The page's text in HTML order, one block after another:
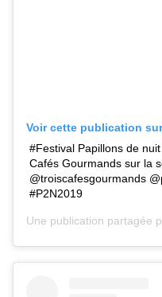
Voir cette publication
#Festival Papillons de
Cafés Gourmands sur la
@troiscafesgourmands
#P2N2019
Une publication partagée